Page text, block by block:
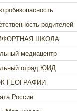
родителей
ШКОЛА
медиацентр
отряд ЮИД
ГЕОГРАФИИ
России